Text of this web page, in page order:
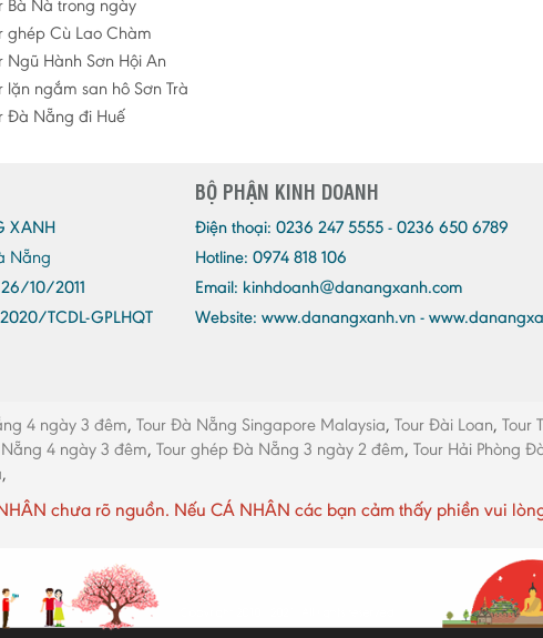
Bà Nà trong ngày
ghép Cù Lao Chàm
Ngũ Hành Sơn Hội An
lặn ngắm san hô Sơn Trà
Đà Nẵng đi Huế
XANH
Nẵng
10/2011
TCDL-GPLHQT
BỘ PHẬN KINH DOANH
Điện thoại: 0236 247 5555 - 0236 650 6789
Hotline: 0974 818 106
Email: kinhdoanh@danangxanh.com
Website: www.danangxanh.vn -
4 ngày 3 đêm, Tour Đà Nẵng Singapore Malaysia, Tour Đài Loan, Tour
4 ngày 3 đêm, Tour ghép Đà Nẵng 3 ngày 2 đêm, Tour Hải Phòng
,
chưa rõ nguồn. Nếu CÁ NHÂN các bạn cảm thấy phiền vui